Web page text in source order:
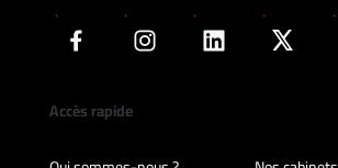
Accès rapide